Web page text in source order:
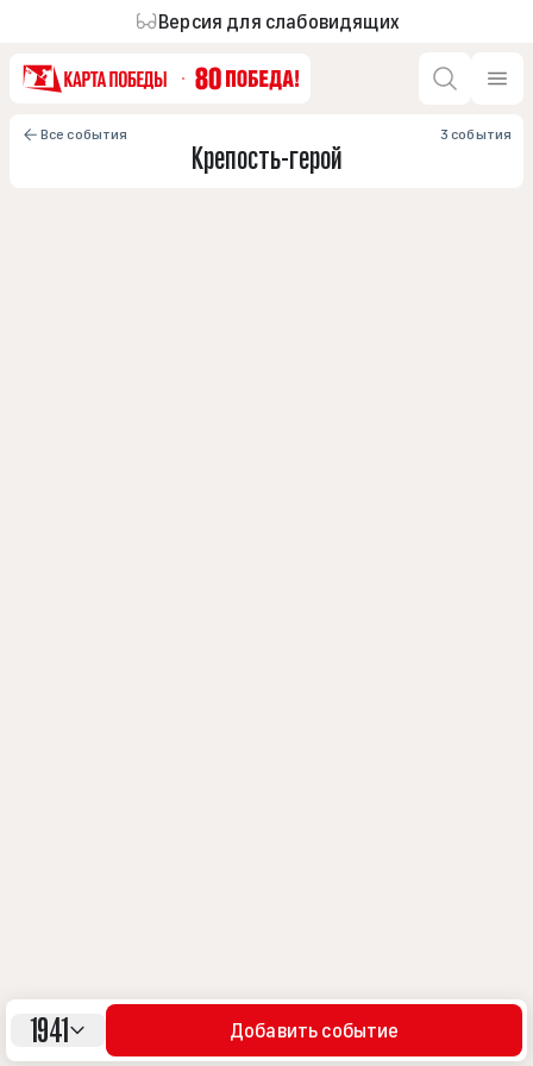
Версия для слабовидящих
1941 Добавить событие
Все события 3 события
Крепость-герой